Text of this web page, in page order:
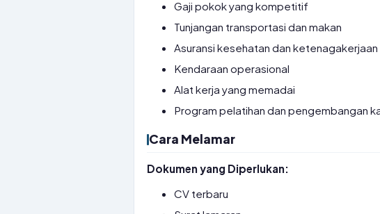
Gaji pokok yang kompetitif
Tunjangan transportasi dan makan
Asuransi kesehatan dan ketenagakerjaan
Kendaraan operasional
Alat kerja yang memadai
Program pelatihan dan pengembangan
Cara Melamar
Dokumen yang Diperlukan:
CV terbaru